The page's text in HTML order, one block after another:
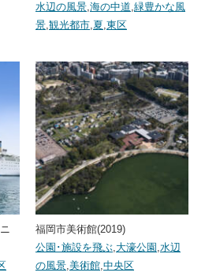
水辺の風景,海の中道,緑豊かな風
景,観光都市,夏,東区
福岡市美術館(2019)
公園･施設を飛ぶ,大濠公園 ,水辺
の風景,美術館,中央区